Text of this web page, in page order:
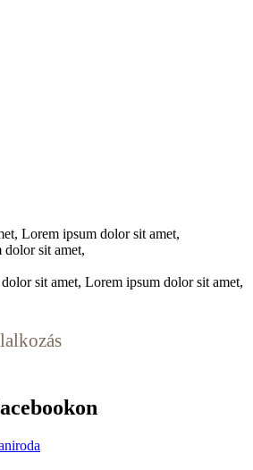
Lorem ipsum dolor sit amet,
dolor sit amet,
sit amet, Lorem ipsum dolor sit amet,